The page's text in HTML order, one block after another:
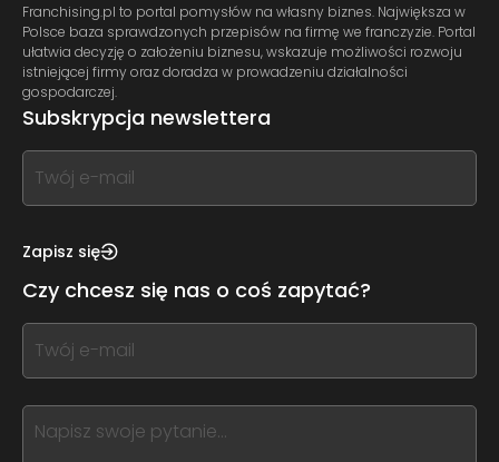
Franchising.pl to portal pomysłów na własny biznes. Największa w
Polsce baza sprawdzonych przepisów na firmę we franczyzie. Portal
ułatwia decyzję o założeniu biznesu, wskazuje możliwości rozwoju
istniejącej firmy oraz doradza w prowadzeniu działalności
gospodarczej.
Subskrypcja newslettera
If
you
this,
this
form
field
blank
Zapisz się
Czy chcesz się nas o coś zapytać?
If
you
this,
leave